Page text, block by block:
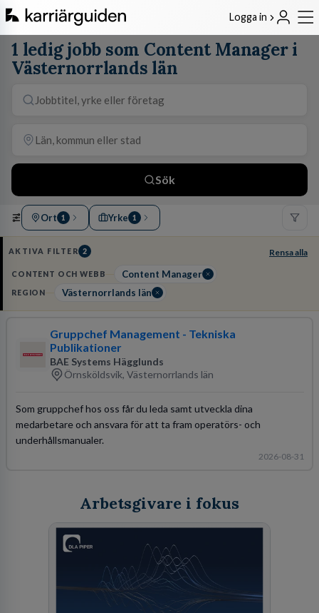
Logga in
1 ledig jobb som Content Manager i
Västernorrlands län
Sök
Ort 1 Yrke 1
AKTIVA FILTER 2 Rensa alla
CONTENT OCH WEBB Content Manager
REGION Västernorrlands län
Gruppchef Management - Tekniska
Publikationer
BAE Systems Hägglunds
Örnsköldsvik, Västernorrlands län
Som gruppchef hos oss får du leda samt utveckla dina
medarbetare och ansvara för att ta fram operatörs- och
underhållsmanualer.
2026-08-31
Arbetsgivare i fokus